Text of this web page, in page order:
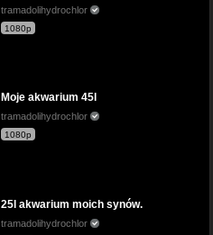
tramadolihydrochlor
1080p
Moje akwarium 45l
tramadolihydrochlor
1080p
25l akwarium moich synów.
tramadolihydrochlor